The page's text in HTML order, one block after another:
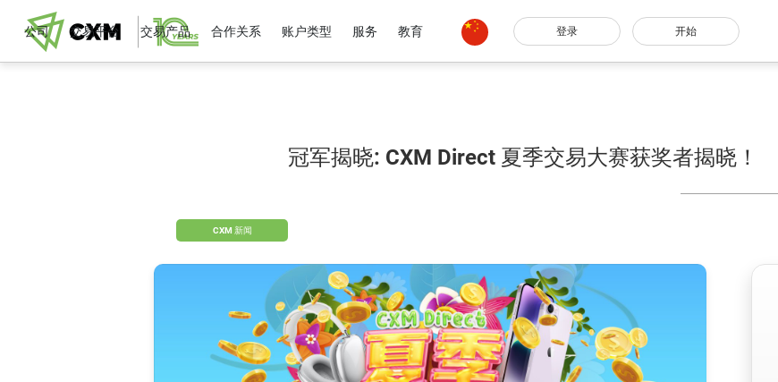
公司 交易平台 交易产品 合作关系 账户类型 服务 教育 登录 开始
冠军揭晓: CXM Direct 夏季交易大赛获奖者揭晓！
CXM 新闻